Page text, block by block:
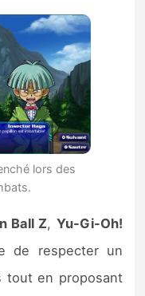
lors des
Ball Z, Yu-Gi-Oh!
de respecter un
tout en proposant